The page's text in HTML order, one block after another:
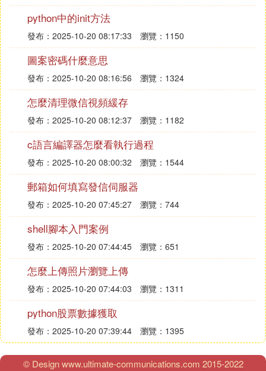
python中的init方法
發布：2025-10-20 08:17:33 瀏覽：1150
圖案密碼什麼意思
發布：2025-10-20 08:16:56 瀏覽：1324
怎麼清理微信視頻緩存
發布：2025-10-20 08:12:37 瀏覽：1182
c語言編譯器怎麼看執行過程
發布：2025-10-20 08:00:32 瀏覽：1544
郵箱如何填寫發信伺服器
發布：2025-10-20 07:45:27 瀏覽：744
shell腳本入門案例
發布：2025-10-20 07:44:45 瀏覽：651
怎麼上傳照片瀏覽上傳
發布：2025-10-20 07:44:03 瀏覽：1311
python股票數據獲取
發布：2025-10-20 07:39:44 瀏覽：1395
© Design www.ultimate-communications.com 2015-2022